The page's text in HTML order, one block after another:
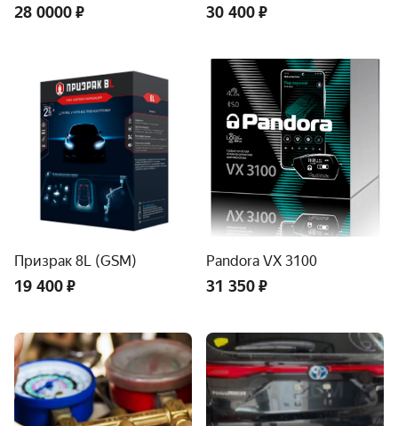
28 0000 ₽ 30 400 ₽
Призрак 8L (GSM)
19 400 ₽
Pandora VX 3100
31 350 ₽